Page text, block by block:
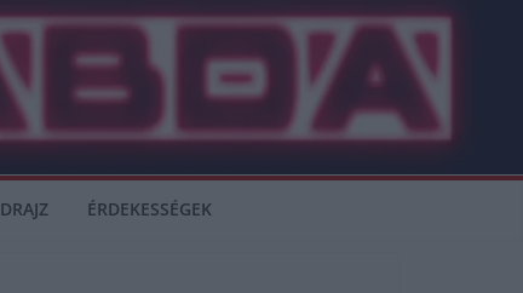
ÉRDEKESSÉGEK